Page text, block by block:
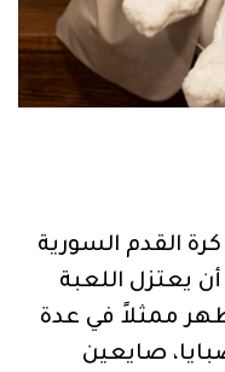
القدم السورية
يعتزل اللعبة
ممثلاً في عدة
منها: (بقعة ضوء 9، صبايا، صايعين